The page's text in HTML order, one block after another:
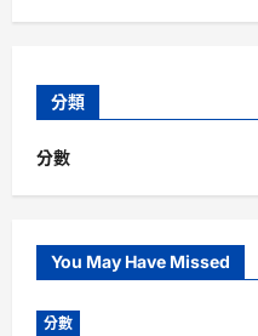
分類
分數
You May Have Missed
分數